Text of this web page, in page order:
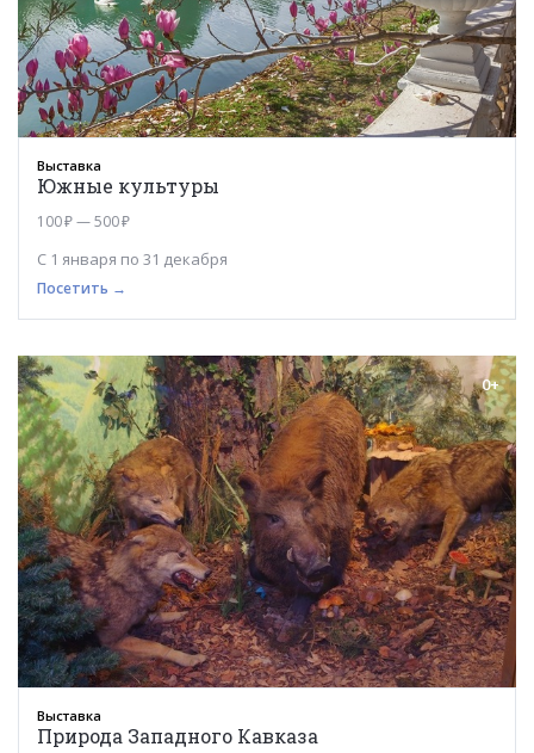
Выставка
Южные культуры
100 ₽ — 500 ₽
С 1 января по 31 декабря
Посетить →
0+
Выставка
Природа Западного Кавказа